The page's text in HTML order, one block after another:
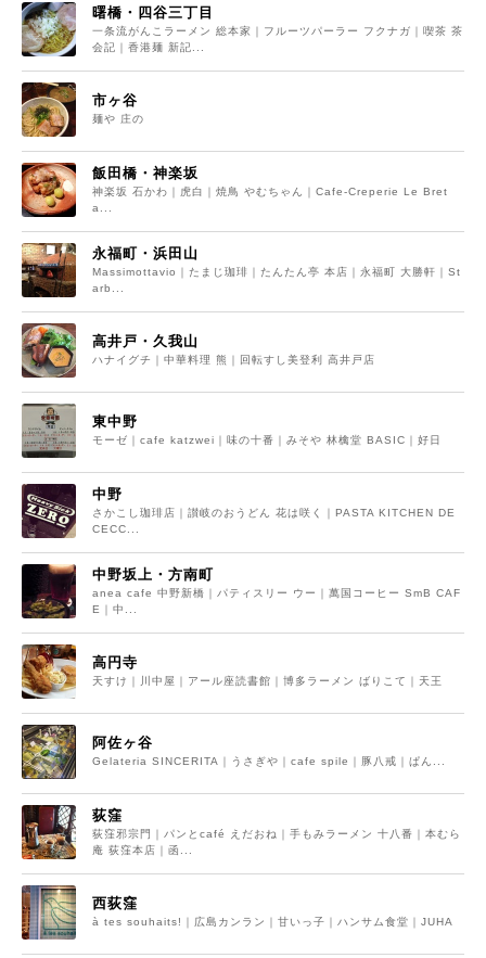
曙橋・四谷三丁目
一条流がんこラーメン 総本家｜フルーツパーラー フクナガ｜喫茶 茶
会記｜香港麺 新記...
市ヶ谷
麺や 庄の
飯田橋・神楽坂
神楽坂 石かわ｜虎白｜焼鳥 やむちゃん｜Cafe-Creperie Le Bret
a...
永福町・浜田山
Massimottavio｜たまじ珈琲｜たんたん亭 本店｜永福町 大勝軒｜St
arb...
高井戸・久我山
ハナイグチ｜中華料理 熊｜回転すし美登利 高井戸店
東中野
モーゼ｜cafe katzwei｜味の十番｜みそや 林檎堂 BASIC｜好日
中野
さかこし珈琲店｜讃岐のおうどん 花は咲く｜PASTA KITCHEN DE
CECC...
中野坂上・方南町
anea cafe 中野新橋｜パティスリー ウー｜萬国コーヒー SmB CAF
E｜中...
高円寺
天すけ｜川中屋｜アール座読書館｜博多ラーメン ばりこて｜天王
阿佐ヶ谷
Gelateria SINCERITA｜うさぎや｜cafe spile｜豚八戒｜ぱん...
荻窪
荻窪邪宗門｜パンとcafé えだおね｜手もみラーメン 十八番｜本むら
庵 荻窪本店｜函...
西荻窪
à tes souhaits!｜広島カンラン｜甘いっ子｜ハンサム食堂｜JUHA